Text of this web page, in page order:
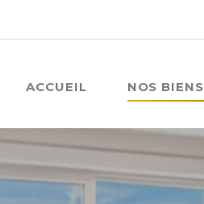
ACCUEIL NOS BIENS